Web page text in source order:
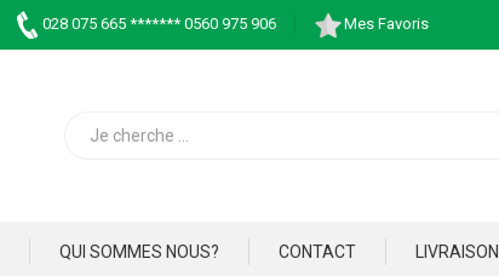
028 075 665 ******* 0560 975 906 Mes Favoris
QUI SOMMES NOUS? CONTACT LIVRAISON